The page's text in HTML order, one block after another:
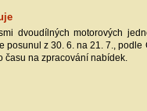
dvoudílných motorových
posunul z 30. 6. na 21. 7., podle
času na zpracování nabídek.